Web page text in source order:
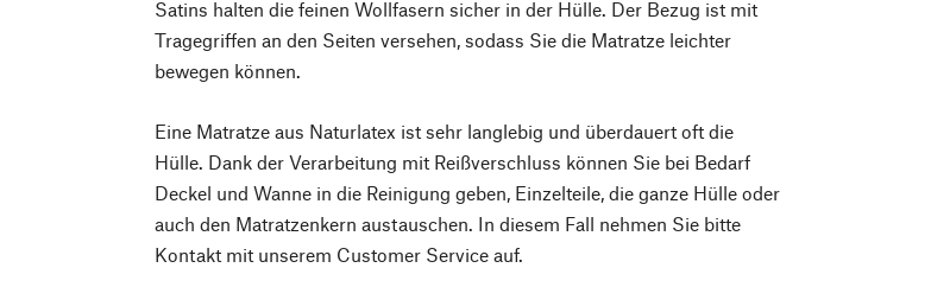
Satins halten die feinen Wollfasern sicher in der Hülle. Der Bezug ist mit
Tragegriffen an den Seiten versehen, sodass Sie die Matratze leichter
bewegen können.
Eine Matratze aus Naturlatex ist sehr langlebig und überdauert oft die
Hülle. Dank der Verarbeitung mit Reißverschluss können Sie bei Bedarf
Deckel und Wanne in die Reinigung geben, Einzelteile, die ganze Hülle oder
auch den Matratzenkern austauschen. In diesem Fall nehmen Sie bitte
Kontakt mit unserem Customer Service auf.